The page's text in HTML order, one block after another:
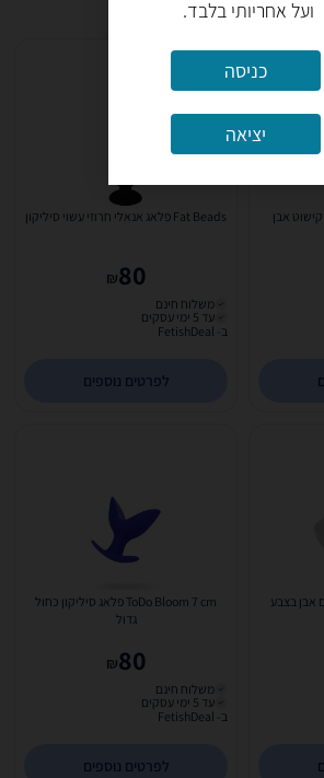
קישוט אבן Fat Beads פלאג אנאלי חרוזי עשוי סיליקון
80
₪
משלוח חינם
עד 5 ימי עסקים
ב- FetishDeal
לפרטים נוספים
אבן בצבע
ToDo Bloom 7 cm פלאג סיליקון כחול
גדול
80
₪
משלוח חינם
עד 5 ימי עסקים
ב- FetishDeal
לפרטים נוספים
ועל אחריותי בלבד.
יציאה
כניסה